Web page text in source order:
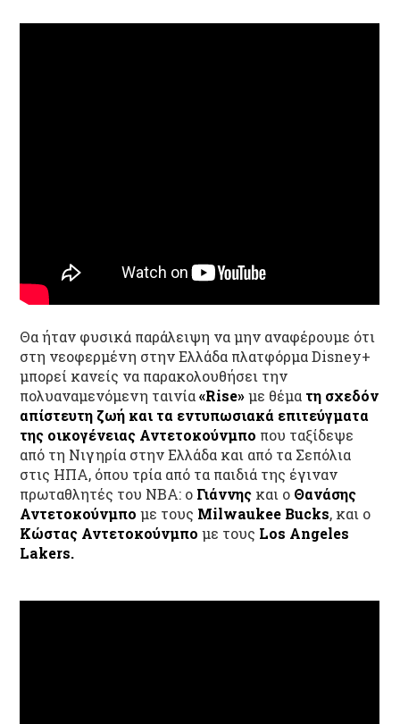
Θα ήταν φυσικά παράλειψη να μην αναφέρουμε ότι
στη νεοφερμένη στην Ελλάδα πλατφόρμα Disney+
μπορεί κανείς να παρακολουθήσει την
πολυαναμενόμενη ταινία«Rise»με θέμα τη σχεδόν
απίστευτη ζωή και τα εντυπωσιακά επιτεύγματα
της οικογένειας Αντετοκούνμπο που ταξίδεψε
από τη Νιγηρία στην Ελλάδα και από τα Σεπόλια
στις ΗΠΑ, όπου τρία από τα παιδιά της έγιναν
πρωταθλητές του NBA: ο Γιάννης και ο Θανάσης
Αντετοκούνμπο με τους Milwaukee Bucks, και ο
Κώστας Αντετοκούνμπο με τους Los Angeles
Lakers.